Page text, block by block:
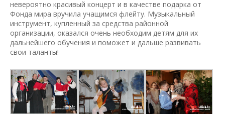
невероятно красивый концерт и в качестве подарка от
Фонда мира вручила учащимся флейту. Музыкальный
инструмент, купленный за средства районной
организации, оказался очень необходим детям для их
дальнейшего обучения и поможет и дальше развивать
свои таланты!